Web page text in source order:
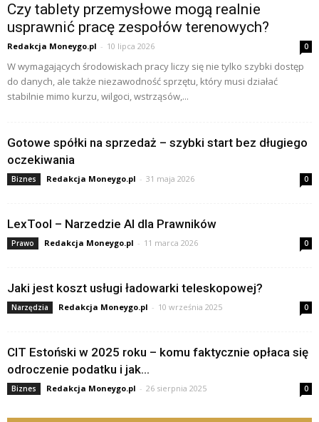
Czy tablety przemysłowe mogą realnie
usprawnić pracę zespołów terenowych?
Redakcja Moneygo.pl - 10 lipca 2026 0
W wymagających środowiskach pracy liczy się nie tylko szybki dostęp
do danych, ale także niezawodność sprzętu, który musi działać
stabilnie mimo kurzu, wilgoci, wstrząsów,...
Gotowe spółki na sprzedaż – szybki start bez długiego
oczekiwania
Biznes Redakcja Moneygo.pl - 31 maja 2026 0
LexTool – Narzedzie AI dla Prawników
Prawo Redakcja Moneygo.pl - 11 marca 2026 0
Jaki jest koszt usługi ładowarki teleskopowej?
Narzędzia Redakcja Moneygo.pl - 10 września 2025 0
CIT Estoński w 2025 roku – komu faktycznie opłaca się
odroczenie podatku i jak...
Biznes Redakcja Moneygo.pl - 26 sierpnia 2025 0